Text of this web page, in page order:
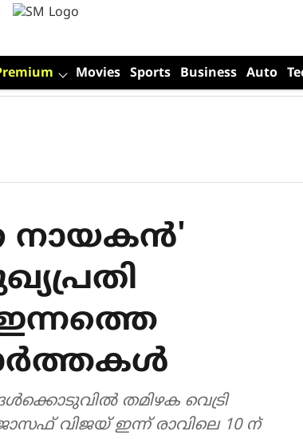
Movies Sports Business Auto
നായകൻ'
തമിഴക വെട്രി
വിജയ് ഇന്ന് രാവിലെ 10 ന്